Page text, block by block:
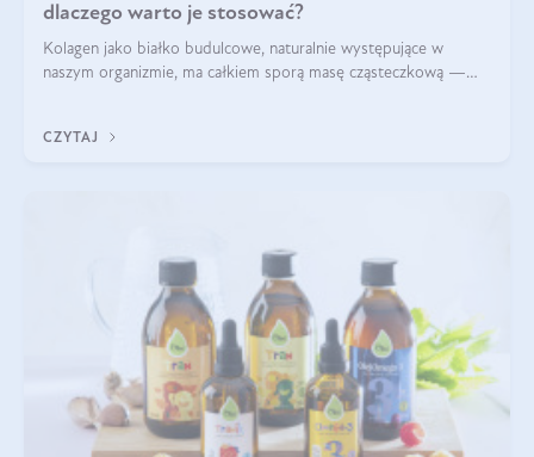
dlaczego warto je stosować?
Kolagen jako białko budulcowe, naturalnie występujące w
naszym organizmie, ma całkiem sporą masę cząsteczkową —
bardziej biodostępny
CZYTAJ